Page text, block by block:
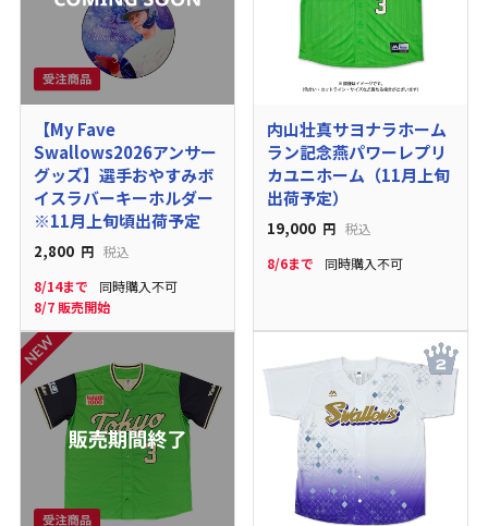
【My Fave
Swallows2026アンサー
グッズ】選手おやすみボ
イスラバーキーホルダー
※11月上旬頃出荷予定
2,800 円 税込
8/14まで
同時購入不可
8/7 販売開始
内山壮真サヨナラホーム
ラン記念燕パワーレプリ
カユニホーム（11月上旬
出荷予定）
19,000 円 税込
8/6まで
同時購入不可